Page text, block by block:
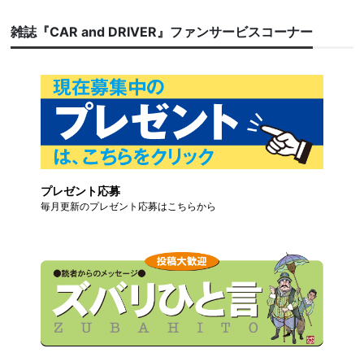
雑誌『CAR and DRIVER』ファンサービスコーナー
プレゼント応募
毎月更新のプレゼント応募はこちらから